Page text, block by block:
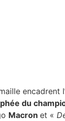
encadrent
du
Macron et «